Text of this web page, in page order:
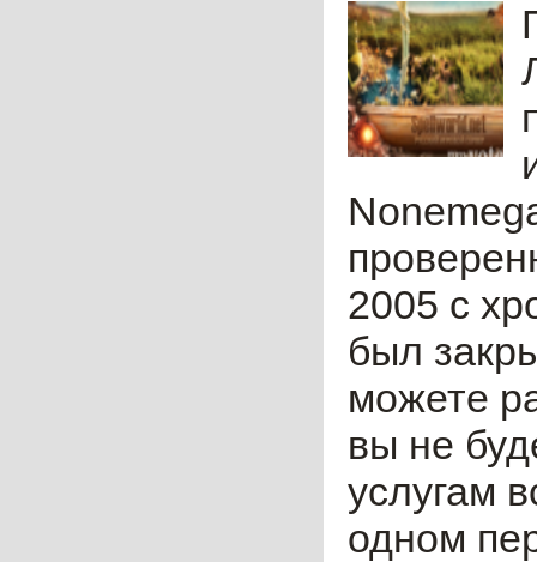
2005 с
был
можете
вы не
услугам
одном